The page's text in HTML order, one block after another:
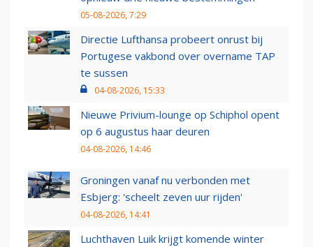
05-08-2026, 7:29
Directie Lufthansa probeert onrust bij
Portugese vakbond over overname TAP
te sussen
04-08-2026, 15:33
Nieuwe Privium-lounge op Schiphol opent
op 6 augustus haar deuren
04-08-2026, 14:46
Groningen vanaf nu verbonden met
Esbjerg: 'scheelt zeven uur rijden'
04-08-2026, 14:41
Luchthaven Luik krijgt komende winter